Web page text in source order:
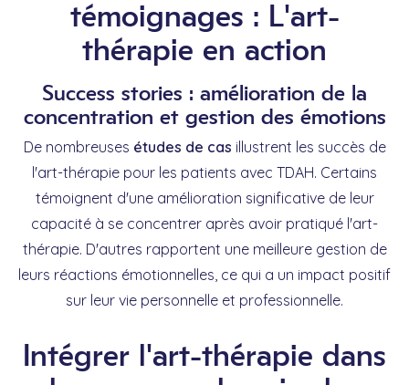
témoignages : L'art-
thérapie en action
Success stories : amélioration de la
concentration et gestion des émotions
De nombreuses études de cas illustrent les succès de
l'art-thérapie pour les patients avec TDAH. Certains
témoignent d'une amélioration significative de leur
capacité à se concentrer après avoir pratiqué l'art-
thérapie. D'autres rapportent une meilleure gestion de
leurs réactions émotionnelles, ce qui a un impact positif
sur leur vie personnelle et professionnelle.
Intégrer l'art-thérapie dans